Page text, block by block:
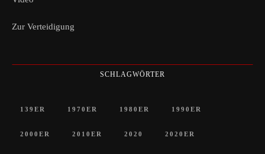
Zur Verteidigung
SCHLAGWÖRTER
139ER 1970ER 1980ER 1990ER
2000ER 2010ER 2020 2020ER